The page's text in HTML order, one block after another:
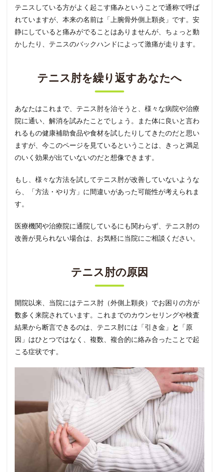
テニスしている方がよく起こす痛みということで通称で呼ば
れていますが、本来の名前は「上腕骨外側上顆炎」です。安
静にしていると痛みがでることはありませんが、ちょっと動
かしたり、テニスのバックハンドによって激痛が走ります。
テニス肘を繰り返すあなたへ
あなたはこれまで、テニス肘を治そうと、様々な病院や治療
院に通い、解消を試みたことでしょう。また体に良いと言わ
れるもの健康補助食品や食材を試したりしてきたのだと思い
ますが、今このページを見ているということは、きっと満足
のいく効果が出ていないのだと想像できます。
もし、様々な方法を試してテニス肘が改善していないような
ら、「方法・やり方」に間違いがあった可能性が考えられま
す。
医療機関や治療院に通院しているにも関わらず、テニス肘の
改善が見られない場合は、お気軽に当院にご相談ください。
テニス肘の原因
開院以来、当院にはテニス肘（外側上顆炎）でお困りの方が
数多く来院されています。これまでのカウンセリングや検査
結果から断言できるのは、テニス肘には「引き金」 と 「原
因」はひとつではなく、複数、複合的に絡み合ったことで起
こる症状です。